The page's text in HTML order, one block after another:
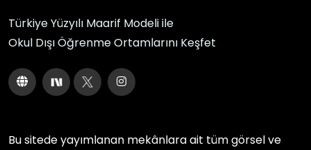
Türkiye Yüzyılı Maarif Modeli ile
Okul Dışı Öğrenme Ortamlarını Keşfet
Bu sitede yayımlanan mekânlara ait tüm görsel ve